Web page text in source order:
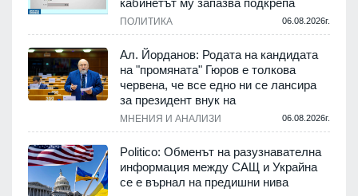
ПОЛИТИКА 06.08.2026г.
Ал. Йорданов: Родата на кандидата
на "промяната" Гюров е толкова
червена, че все едно ни се лансира
за президент внук на
МНЕНИЯ И АНАЛИЗИ 06.08.2026г.
Politico: Обменът на разузнавателна
информация между САЩ и Украйна
се е върнал на предишни нива